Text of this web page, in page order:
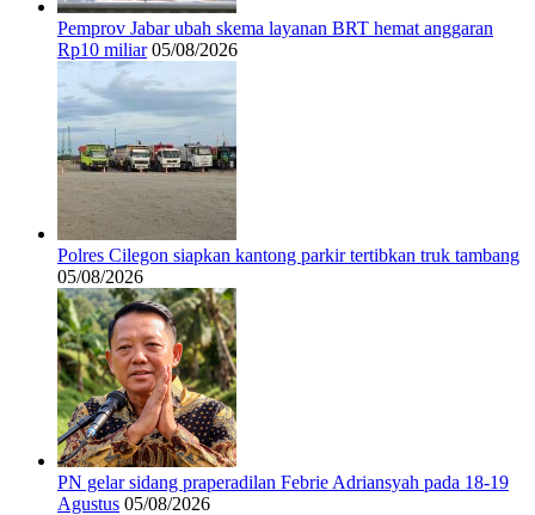
Pemprov Jabar ubah skema layanan BRT hemat anggaran
Rp10 miliar 05/08/2026
Polres Cilegon siapkan kantong parkir tertibkan truk tambang
05/08/2026
PN gelar sidang praperadilan Febrie Adriansyah pada 18-19
Agustus 05/08/2026